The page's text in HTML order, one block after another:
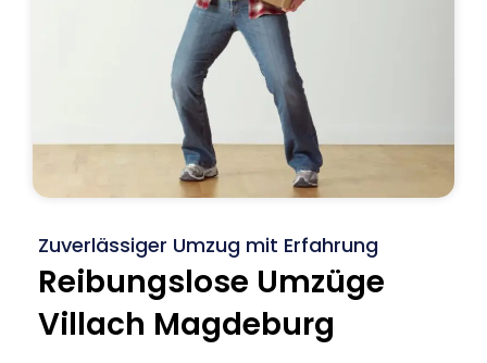
Zuverlässiger Umzug mit Erfahrung
Reibungslose Umzüge
Villach Magdeburg